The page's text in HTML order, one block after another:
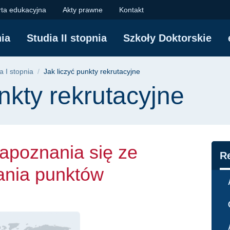
-
edukacyjna Akty prawne Kontakt
Studia II stopnia Szkoły Doktorskie
I stopnia Jak liczyć punkty rekrutacyjne
rekrutacyjne
się ze
punktów